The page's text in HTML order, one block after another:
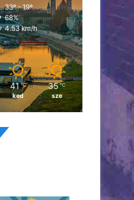
33º - 19º
68%
4.53 km/h
41 ℃
ked
35 ℃
sze